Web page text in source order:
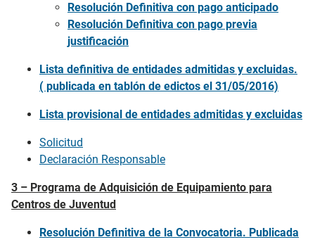
Resolución Definitiva con pago anticipado
Resolución Definitiva con pago previa
justificación
Lista definitiva de entidades admitidas y excluidas.
( publicada en tablón de edictos el 31/05/2016)
Lista provisional de entidades admitidas y excluidas
Solicitud
Declaración Responsable
3 – Programa de Adquisición de Equipamiento para
Centros de Juventud
Resolución Definitiva de la Convocatoria. Publicada